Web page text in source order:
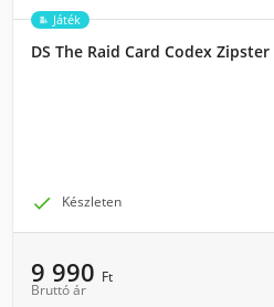
Játék
DS The Raid Card Codex
 Készleten
9 990 Ft
Bruttó ár